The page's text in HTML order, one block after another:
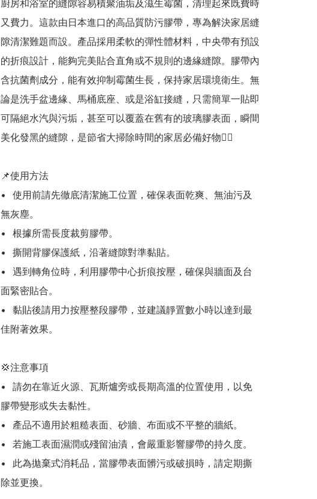
廚房和浴室的縫隙容易積聚油垢及滋生霉菌，清理起來既費時
又費力。這款由日本進口的高品質防污膠帶，專為解決家居縫
隙清潔難題而設。產品採用柔軟的彈性體材料，中央帶有預設
的折痕設計，能夠完美貼合直角或不規則的邊緣縫隙。膠帶內
含抗菌劑成分，能有效抑制霉菌生長，保持家居環境衛生。無
論是洗手盆邊緣、馬桶底座、或是浴缸接縫，只需簡單一貼即
可隔絕水汽與污垢，甚至可以覆蓋在舊有的玻璃膠表面，瞬間
美化發黑的縫隙，是節省大掃除時間的家居必備好物👍🏻
📌使用方法
•	使用前請先徹底清潔施工位置，確保表面乾爽、無油污及
無灰塵。
•	根據所需長度裁剪膠帶。
•	撕開背膠保護紙，沿著縫隙對準黏貼。
•	遇到轉角位時，利用膠帶中心折痕按壓，確保與牆面及台
面緊密貼合。
•	黏貼後請用力按壓整段膠帶，並建議靜置數小時以達到最
佳附著效果。
💢注意事項
•	請勿在靠近火源、瓦斯爐旁或長期高溫的位置使用，以免
膠帶變形或失去黏性。
•	產品不適用於粗糙表面、砂牆、布面或不平整的牆紙。
•	若施工表面濕潤或殘留油漬，會嚴重影響膠帶的持久度。
•	此為拋棄式消耗品，當膠帶表面髒污或破損時，請定期撕
除並更換。